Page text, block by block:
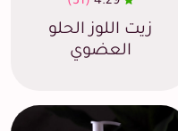
زيت اللوز الحلو
العضوي